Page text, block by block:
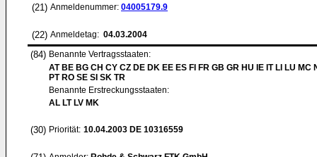
(21) Anmeldenummer: 04005179.9
(22) Anmeldetag: 04.03.2004
(84) Benannte Vertragsstaaten:
AT BE BG CH CY CZ DE DK EE ES FI FR GB GR HU IE IT LI LU MC
PT RO SE SI SK TR
Benannte Erstreckungsstaaten:
AL LT LV MK
(30) Priorität: 10.04.2003 DE 10316559